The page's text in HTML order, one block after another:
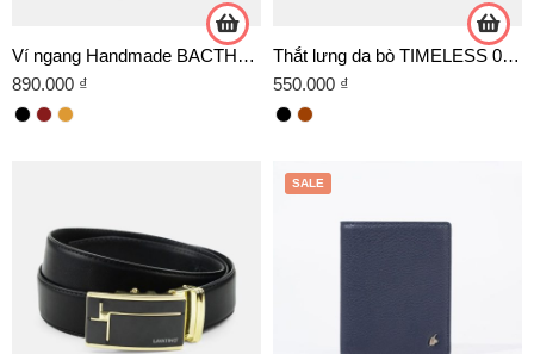
Ví ngang Handmade BACTHANG da Veg
890.000 ₫
Thắt lưng da bò TIMELESS 02 trắng
550.000 ₫
SALE